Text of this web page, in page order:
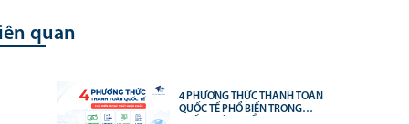
quan
4 PHƯƠNG THỨC THANH TOÁN
QUỐC TẾ PHỔ BIẾN TRONG